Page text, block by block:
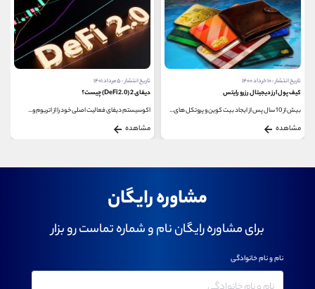
رایتس
اکوسیستم دیفای فعالیت اصلی خود را از اتریوم و...
مشاوره رایگان
برای مشاوره رایگان نام و شماره تماست رو بزار
نام و نام خانوادگی